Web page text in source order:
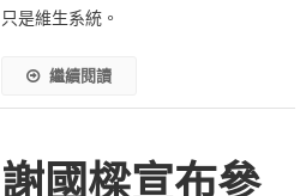
只是維生系統。
繼續閱讀
謝國樑宣布參